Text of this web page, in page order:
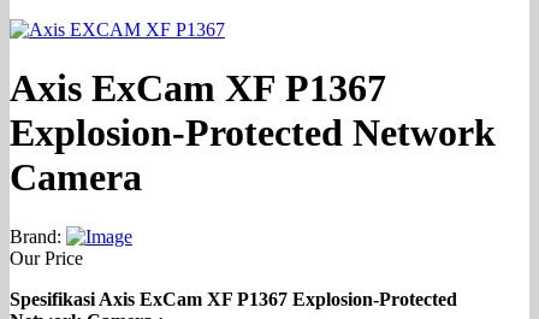
Axis ExCam XF P1367
Explosion-Protected Network
Camera
Brand:
Our Price
Spesifikasi Axis ExCam XF P1367 Explosion-Protected